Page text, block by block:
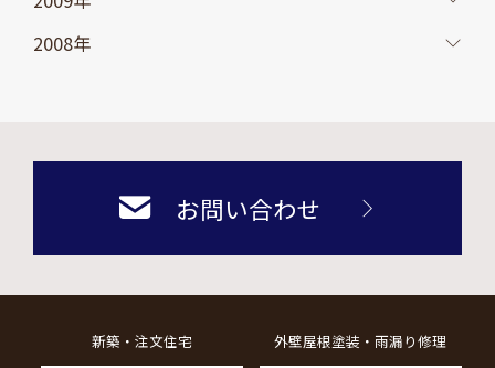
2008年
お問い合わせ
新築・注文住宅 外壁屋根塗装・雨漏り修理